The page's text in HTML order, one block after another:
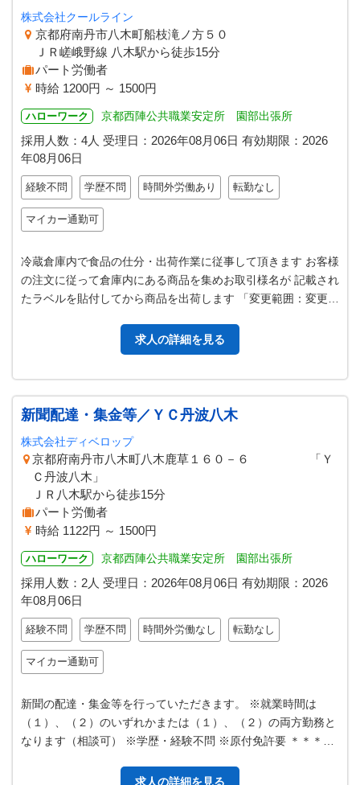
株式会社クールライン
京都府南丹市八木町船枝滝ノ方５０
ＪＲ嵯峨野線 八木駅から徒歩15分
パート労働者
時給 1200円 ～ 1500円
ハローワーク 京都西陣公共職業安定所 園部出張所
採用人数：4人 受理日： 2026年08月06日 有効期限： 2026
年08月06日
経験不問 学歴不問 時間外労働あり 転勤なし
マイカー通勤可
冷蔵倉庫内で食品の仕分・出荷作業に従事して頂きます お客様
の注文に従って倉庫内にある商品を集めお取引様名が 記載され
たラベルを貼付してから商品を出荷します 「変更範囲：変更な
求人の詳細を見る
新聞配達・集金等／ＹＣ丹波八木
株式会社ディベロップ
京都府南丹市八木町八木鹿草１６０－６ 「Ｙ
Ｃ丹波八木」
ＪＲ八木駅から徒歩15分
パート労働者
時給 1122円 ～ 1500円
ハローワーク 京都西陣公共職業安定所 園部出張所
採用人数：2人 受理日： 2026年08月06日 有効期限： 2026
年08月06日
経験不問 学歴不問 時間外労働なし 転勤なし
マイカー通勤可
新聞の配達・集金等を行っていただきます。 ※就業時間は
（１）、（２）のいずれかまたは（１）、（２）の両方勤務と
なります（相談可） ※学歴・経験不問 ※原付免許要 ＊＊＊急
求人の詳細を見る